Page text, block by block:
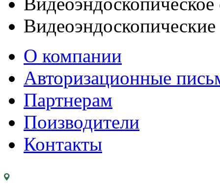
О компании
Авторизационные
Партнерам
Поизводители
Контакты